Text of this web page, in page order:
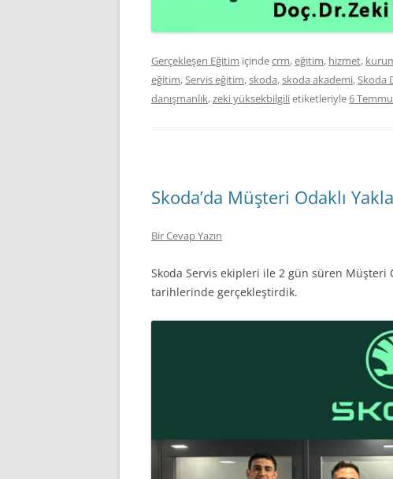
Gerçekleşen Eğitim içindecrm,eğitim, hizmet,
eğitim,Servis eğitim,skoda,skoda akademi,Skoda
danışmanlık,zeki yüksekbilgilietiketleriyle6
Skoda’da Müşteri Odaklı
Bir Cevap Yazın
Skoda Servis ekipleri ile 2 gün süren Müşteri
tarihlerinde gerçekleştirdik.